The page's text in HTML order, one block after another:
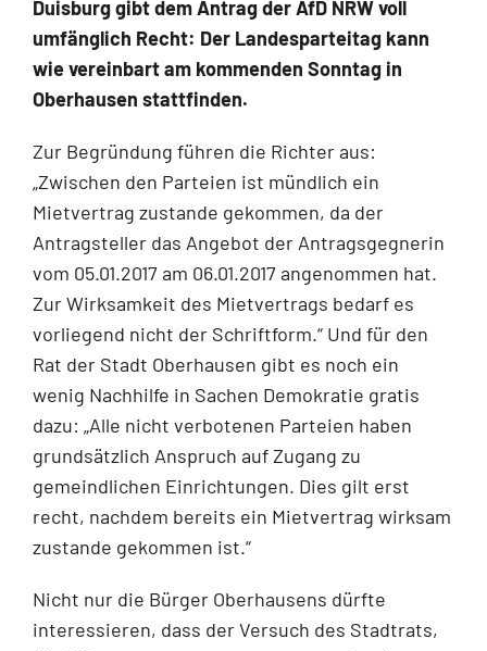
Duisburg gibt dem Antrag der AfD NRW voll
umfänglich Recht: Der Landesparteitag kann
wie vereinbart am kommenden Sonntag in
Oberhausen stattfinden.
Zur Begründung führen die Richter aus:
„Zwischen den Parteien ist mündlich ein
Mietvertrag zustan­de gekommen, da der
Antragsteller das Angebot der Antragsgegnerin
vom 05.01.2017 am 06.01.2017 angenommen hat.
Zur Wirksamkeit des Mietvertrags bedarf es
vorliegend nicht der Schriftform.“ Und für den
Rat der Stadt Oberhausen gibt es noch ein
wenig Nachhilfe in Sachen De­mokratie gratis
dazu: „Alle nicht verbotenen Parteien haben
grundsätzlich Anspruch auf Zugang zu
gemeindlichen Einrichtungen. Dies gilt erst
recht, nachdem bereits ein Mietvertrag wirksam
zustande gekommen ist.“
Nicht nur die Bürger Oberhausens dürfte
interessieren, dass der Versuch des Stadtrats,